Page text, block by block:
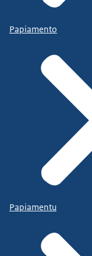
Papiamento
Papiamentu